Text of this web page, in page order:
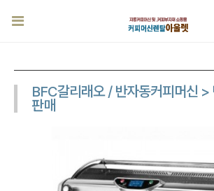
BFC갈리래오 / 반자동커피머신 >
판매